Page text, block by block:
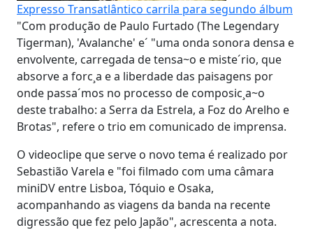
Expresso Transatlântico carrila para segundo álbum
"Com produção de Paulo Furtado (The Legendary
Tigerman), 'Avalanche' e´ "uma onda sonora densa e
envolvente, carregada de tensa~o e miste´rio, que
absorve a forc¸a e a liberdade das paisagens por
onde passa´mos no processo de composic¸a~o
deste trabalho: a Serra da Estrela, a Foz do Arelho e
Brotas", refere o trio em comunicado de imprensa.
O videoclipe que serve o novo tema é realizado por
Sebastião Varela e "foi filmado com uma câmara
miniDV entre Lisboa, Tóquio e Osaka,
acompanhando as viagens da banda na recente
digressão que fez pelo Japão", acrescenta a nota.